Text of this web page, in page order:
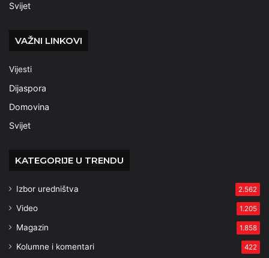
Svijet
VAŽNI LINKOVI
Vijesti
Dijaspora
Domovina
Svijet
KATEGORIJE U TRENDU
Izbor uredništva 2.562
Video 1.205
Magazin 1.858
Kolumne i komentari 422